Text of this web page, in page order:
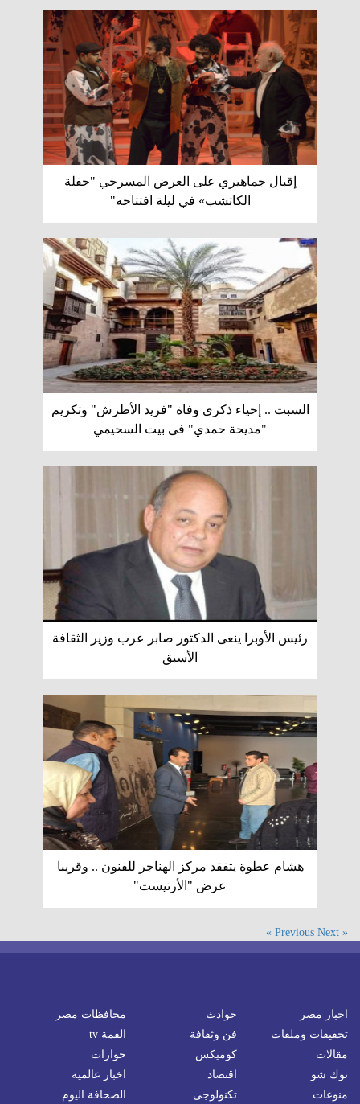
إقبال جماهيري على العرض المسرحي "حفلة
الكاتشب» في ليلة افتتاحه"
السبت .. إحياء ذكرى وفاة "فريد الأطرش" وتكريم
"مديحة حمدي" فى بيت السحيمي
رئيس الأوبرا ينعى الدكتور صابر عرب وزير الثقافة
الأسبق
هشام عطوة يتفقد مركز الهناجر للفنون .. وقريبا
عرض "الأرتيست"
« Previous
Next »
اخبار مصر حوادث
محافظات مصر
تحقيقات وملفات
فن وثقافة
القمة tv
مقالات
كوميكس
حوارات
توك شو
اقتصاد
اخبار عالمية
منوعات
تكنولوجى الصحافة اليوم